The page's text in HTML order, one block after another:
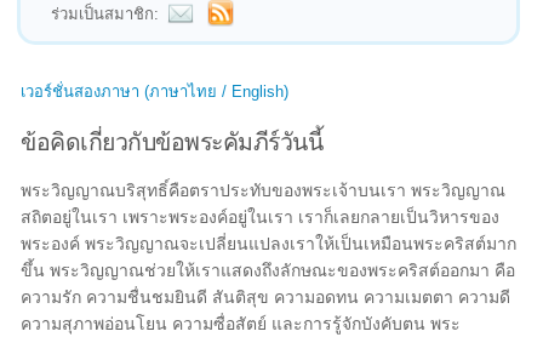
ร่วมเป็นสมาชิก:
เวอร์ชั่นสองภาษา (ภาษาไทย / English)
ข้อคิดเกี่ยวกับข้อพระคัมภีร์วันนี้
พระวิญญาณบริสุทธิ์คือตราประทับของพระเจ้าบนเรา พระวิญญาณ
สถิตอยู่ในเรา เพราะพระองค์อยู่ในเรา เราก็เลยกลายเป็นวิหารของ
พระองค์ พระวิญญาณจะเปลี่ยนแปลงเราให้เป็นเหมือนพระคริสต์มาก
ขึ้น พระวิญญาณช่วยให้เราแสดงถึงลักษณะของพระคริสต์ออกมา คือ
ความรัก ความชื่นชมยินดี สันติสุข ความอดทน ความเมตตา ความดี
ความสุภาพอ่อนโยน ความซื่อสัตย์ และการรู้จักบังคับตน พระ